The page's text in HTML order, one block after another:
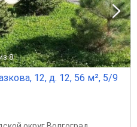
8
12, д. 12, 56 м², 5/9